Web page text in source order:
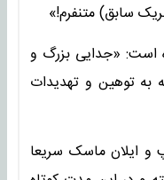
سابق) متنفرم!»
است: «جدایی بزرگ و
به توهین و تهدیدات
و ایلان ماسک سریعا